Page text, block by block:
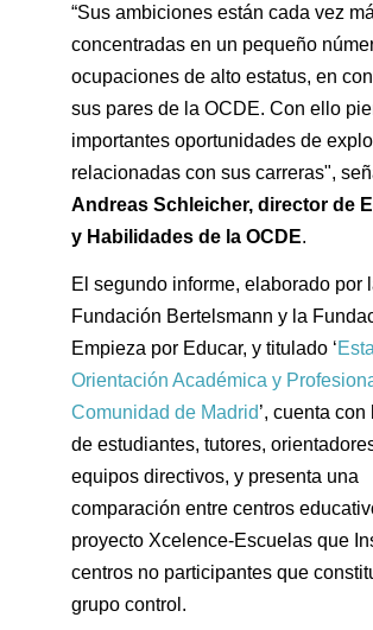
“Sus ambiciones están cada vez
concentradas en un pequeño
ocupaciones de alto estatus, en
sus pares de la OCDE. Con ello
importantes oportunidades de
relacionadas con sus carreras",
Andreas Schleicher, director de
y Habilidades de la OCDE.
El segundo informe, elaborado por
Fundación Bertelsmann y la
Empieza por Educar, y titulado ‘
Orientación Académica y
Comunidad de Madrid’, cuenta
de estudiantes, tutores,
equipos directivos, y presenta una
comparación entre centros
proyecto Xcelence-Escuelas que
centros no participantes que
grupo control.